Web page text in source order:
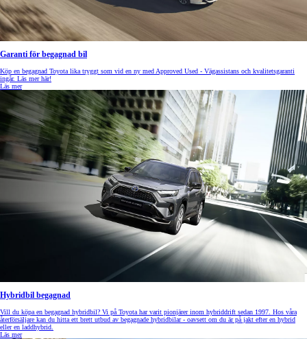
Garanti för begagnad bil
Köp en begagnad Toyota lika tryggt som vid en ny med Approved Used - Vägassistans och kvalitetsgaranti
ingår. Läs mer här!
Läs mer
Hybridbil begagnad
Vill du köpa en begagnad hybridbil? Vi på Toyota har varit pionjärer inom hybriddrift sedan 1997. Hos våra
återförsäljare kan du hitta ett brett utbud av begagnade hybridbilar - oavsett om du är på jakt efter en hybrid
eller en laddhybrid.
Läs mer